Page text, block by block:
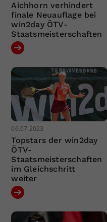
Aichhorn verhindert
finale Neuauflage bei
win2day ÖTV-
Staatsmeisterschaften
06.07.2023
Topstars der win2day
ÖTV-
Staatsmeisterschaften
im Gleichschritt
weiter